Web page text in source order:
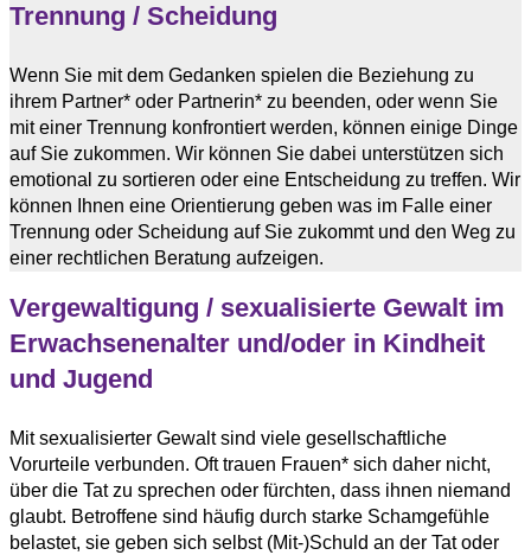
Trennung / Scheidung
Wenn Sie mit dem Gedanken spielen die Beziehung zu
ihrem Partner* oder Partnerin* zu beenden, oder wenn Sie
mit einer Trennung konfrontiert werden, können einige Dinge
auf Sie zukommen. Wir können Sie dabei unterstützen sich
emotional zu sortieren oder eine Entscheidung zu treffen. Wir
können Ihnen eine Orientierung geben was im Falle einer
Trennung oder Scheidung auf Sie zukommt und den Weg zu
einer rechtlichen Beratung aufzeigen.
Vergewaltigung / sexualisierte Gewalt im
Erwachsenenalter und/oder in Kindheit
und Jugend
Mit sexualisierter Gewalt sind viele gesellschaftliche
Vorurteile verbunden. Oft trauen Frauen* sich daher nicht,
über die Tat zu sprechen oder fürchten, dass ihnen niemand
glaubt. Betroffene sind häufig durch starke Schamgefühle
belastet, sie geben sich selbst (Mit-)Schuld an der Tat oder